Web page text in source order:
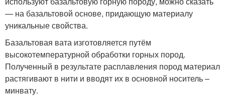
— на базальтовой основе, придающую материалу
уникальные свойства.
Базальтовая вата изготовляется путём
высокотемпературной обработки горных пород.
Полученный в результате расплавления пород материал
растягивают в нити и вводят их в основной носитель –
минвату.